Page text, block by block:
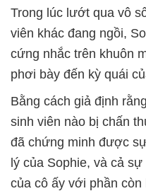
Trong lúc lướt qua vô
viên khác đang ngồi,
cứng nhắc trên khuôn
phơi bày đến kỳ quái
Bằng cách giả định
sinh viên nào bị chấn
đã chứng minh được
lý của Sophie, và cả
của cô ấy với phần còn